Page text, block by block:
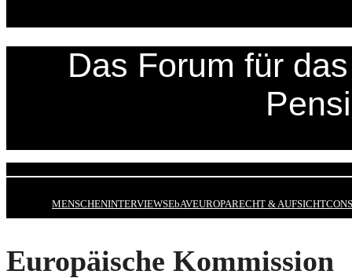
Das Forum für
MENSCHENINTERVIEWSEbAVEUROPARECHT & AUFSICHT
Europäische Kommission